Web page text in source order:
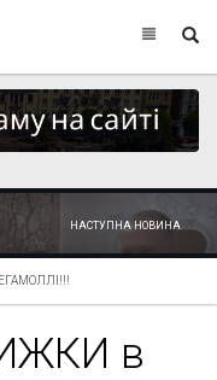
НАСТУПНА НОВИНА
в